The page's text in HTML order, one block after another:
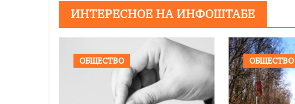
ИНТЕРЕСНОЕ НА ИНФОШТАБЕ
ОБЩЕСТВО ОБЩЕСТВО